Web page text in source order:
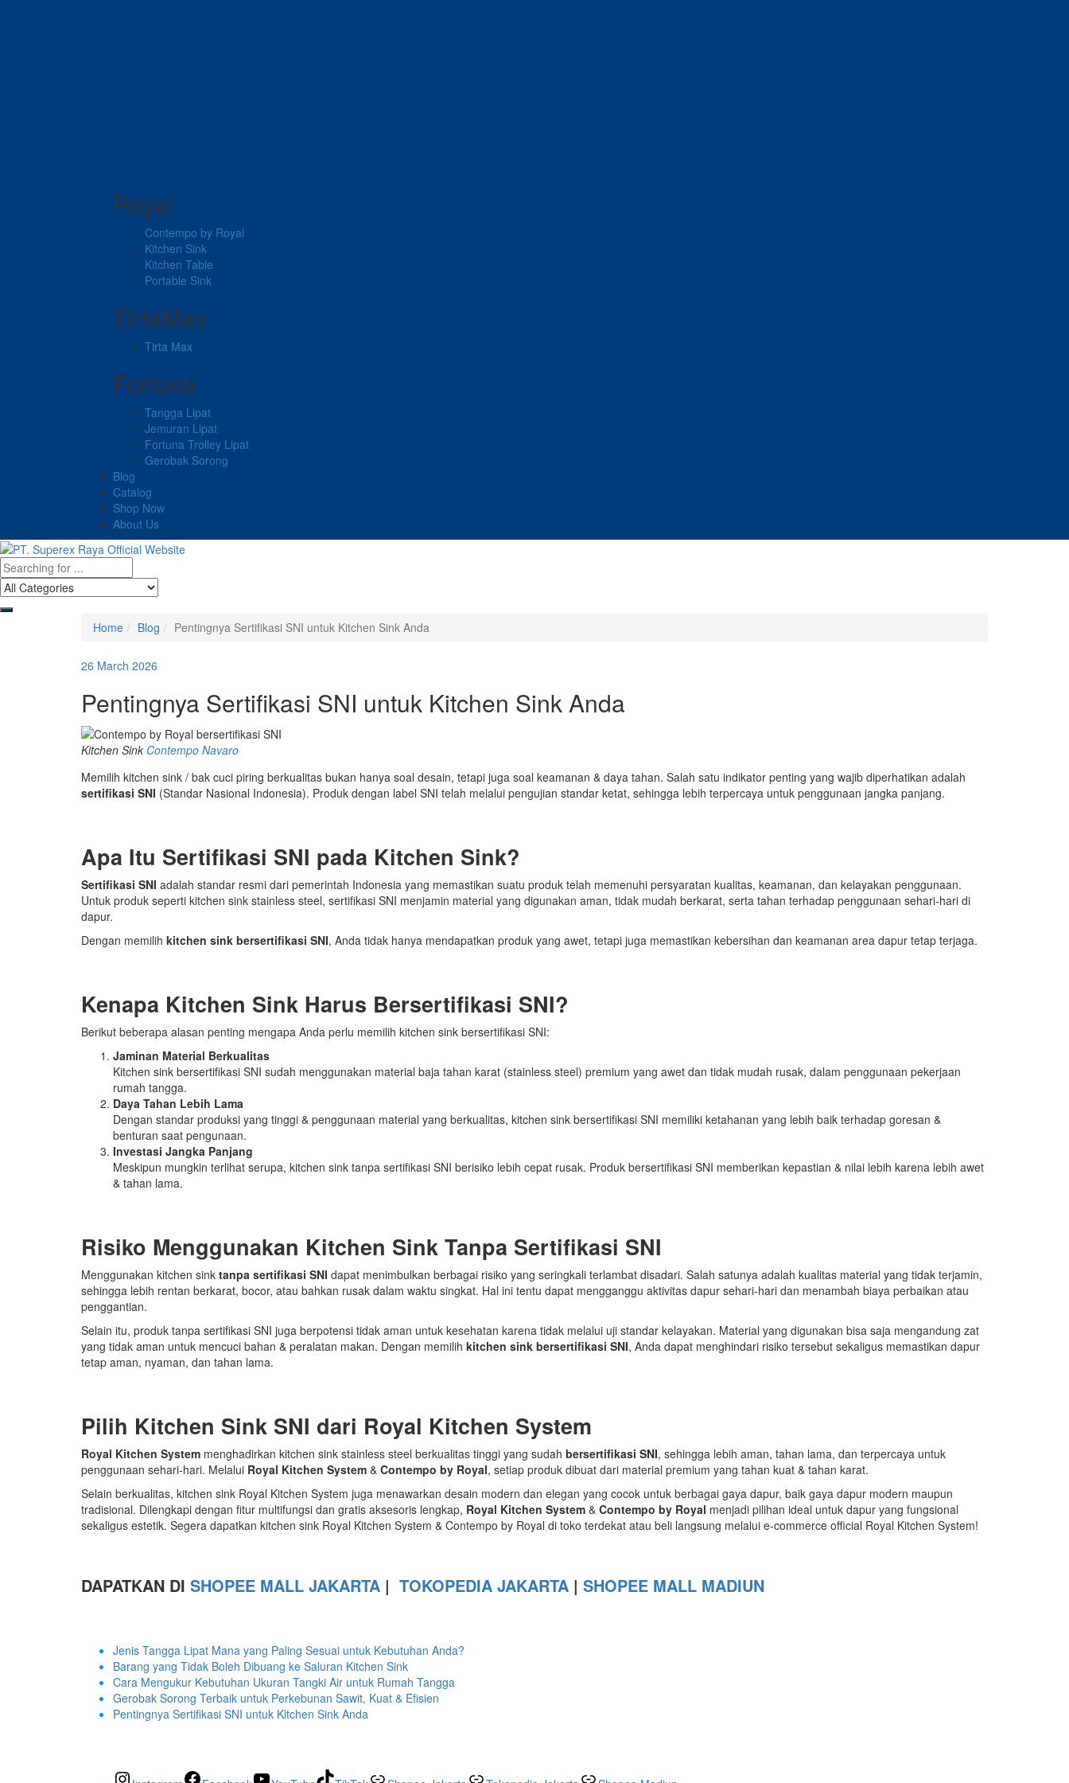
Royal
Contempo by Royal
Kitchen Sink
Kitchen Table
Portable Sink
TirtaMax
Tirta Max
Fortuna
Tangga Lipat
Jemuran Lipat
Fortuna Trolley Lipat
Gerobak Sorong
Blog
Catalog
Shop Now
About Us
Home Blog Pentingnya Sertifikasi SNI untuk Kitchen Sink Anda
26 March 2026
Pentingnya Sertifikasi SNI untuk Kitchen Sink Anda
Kitchen Sink Contempo Navaro
Memilih kitchen sink / bak cuci piring berkualitas bukan hanya soal desain, tetapi juga soal keamanan & daya tahan. Salah satu indikator penting yang wajib diperhatikan adalah
sertifikasi SNI (Standar Nasional Indonesia). Produk dengan label SNI telah melalui pengujian standar ketat, sehingga lebih terpercaya untuk penggunaan jangka panjang.
Apa Itu Sertifikasi SNI pada Kitchen Sink?
Sertifikasi SNI adalah standar resmi dari pemerintah Indonesia yang memastikan suatu produk telah memenuhi persyaratan kualitas, keamanan, dan kelayakan penggunaan.
Untuk produk seperti kitchen sink stainless steel, sertifikasi SNI menjamin material yang digunakan aman, tidak mudah berkarat, serta tahan terhadap penggunaan sehari-hari di
dapur.
Dengan memilih kitchen sink bersertifikasi SNI, Anda tidak hanya mendapatkan produk yang awet, tetapi juga memastikan kebersihan dan keamanan area dapur tetap terjaga.
Kenapa Kitchen Sink Harus Bersertifikasi SNI?
Berikut beberapa alasan penting mengapa Anda perlu memilih kitchen sink bersertifikasi SNI:
Jaminan Material Berkualitas
Kitchen sink bersertifikasi SNI sudah menggunakan material baja tahan karat (stainless steel) premium yang awet dan tidak mudah rusak, dalam penggunaan pekerjaan
rumah tangga.
Daya Tahan Lebih Lama
Dengan standar produksi yang tinggi & penggunaan material yang berkualitas, kitchen sink bersertifikasi SNI memiliki ketahanan yang lebih baik terhadap goresan &
benturan saat pengunaan.
Investasi Jangka Panjang
Meskipun mungkin terlihat serupa, kitchen sink tanpa sertifikasi SNI berisiko lebih cepat rusak. Produk bersertifikasi SNI memberikan kepastian & nilai lebih karena lebih awet
& tahan lama.
Risiko Menggunakan Kitchen Sink Tanpa Sertifikasi SNI
Menggunakan kitchen sink tanpa sertifikasi SNI dapat menimbulkan berbagai risiko yang seringkali terlambat disadari. Salah satunya adalah kualitas material yang tidak terjamin,
sehingga lebih rentan berkarat, bocor, atau bahkan rusak dalam waktu singkat. Hal ini tentu dapat mengganggu aktivitas dapur sehari-hari dan menambah biaya perbaikan atau
penggantian.
Selain itu, produk tanpa sertifikasi SNI juga berpotensi tidak aman untuk kesehatan karena tidak melalui uji standar kelayakan. Material yang digunakan bisa saja mengandung zat
yang tidak aman untuk mencuci bahan & peralatan makan. Dengan memilih kitchen sink bersertifikasi SNI, Anda dapat menghindari risiko tersebut sekaligus memastikan dapur
tetap aman, nyaman, dan tahan lama.
Pilih Kitchen Sink SNI dari Royal Kitchen System
Royal Kitchen System menghadirkan kitchen sink stainless steel berkualitas tinggi yang sudah bersertifikasi SNI, sehingga lebih aman, tahan lama, dan terpercaya untuk
penggunaan sehari-hari. Melalui Royal Kitchen System & Contempo by Royal, setiap produk dibuat dari material premium yang tahan kuat & tahan karat.
Selain berkualitas, kitchen sink Royal Kitchen System juga menawarkan desain modern dan elegan yang cocok untuk berbagai gaya dapur, baik gaya dapur modern maupun
tradisional. Dilengkapi dengan fitur multifungsi dan gratis aksesoris lengkap, Royal Kitchen System & Contempo by Royal menjadi pilihan ideal untuk dapur yang fungsional
sekaligus estetik. Segera dapatkan kitchen sink Royal Kitchen System & Contempo by Royal di toko terdekat atau beli langsung melalui e-commerce official Royal Kitchen System!
DAPATKAN DI SHOPEE MALL JAKARTA | TOKOPEDIA JAKARTA | SHOPEE MALL MADIUN
Jenis Tangga Lipat Mana yang Paling Sesuai untuk Kebutuhan Anda?
Barang yang Tidak Boleh Dibuang ke Saluran Kitchen Sink
Cara Mengukur Kebutuhan Ukuran Tangki Air untuk Rumah Tangga
Gerobak Sorong Terbaik untuk Perkebunan Sawit, Kuat & Efisien
Pentingnya Sertifikasi SNI untuk Kitchen Sink Anda